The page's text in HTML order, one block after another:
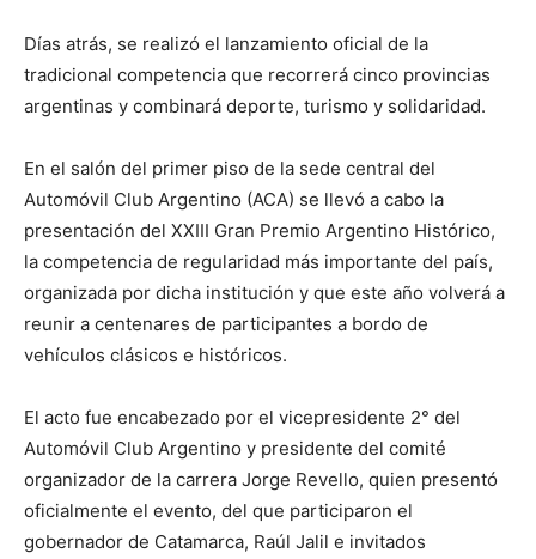
Días atrás, se realizó el lanzamiento oficial de la
tradicional competencia que recorrerá cinco provincias
argentinas y combinará deporte, turismo y solidaridad.
En el salón del primer piso de la sede central del
Automóvil Club Argentino (ACA) se llevó a cabo la
presentación del XXIII Gran Premio Argentino Histórico,
la competencia de regularidad más importante del país,
organizada por dicha institución y que este año volverá a
reunir a centenares de participantes a bordo de
vehículos clásicos e históricos.
El acto fue encabezado por el vicepresidente 2° del
Automóvil Club Argentino y presidente del comité
organizador de la carrera Jorge Revello, quien presentó
oficialmente el evento, del que participaron el
gobernador de Catamarca, Raúl Jalil e invitados